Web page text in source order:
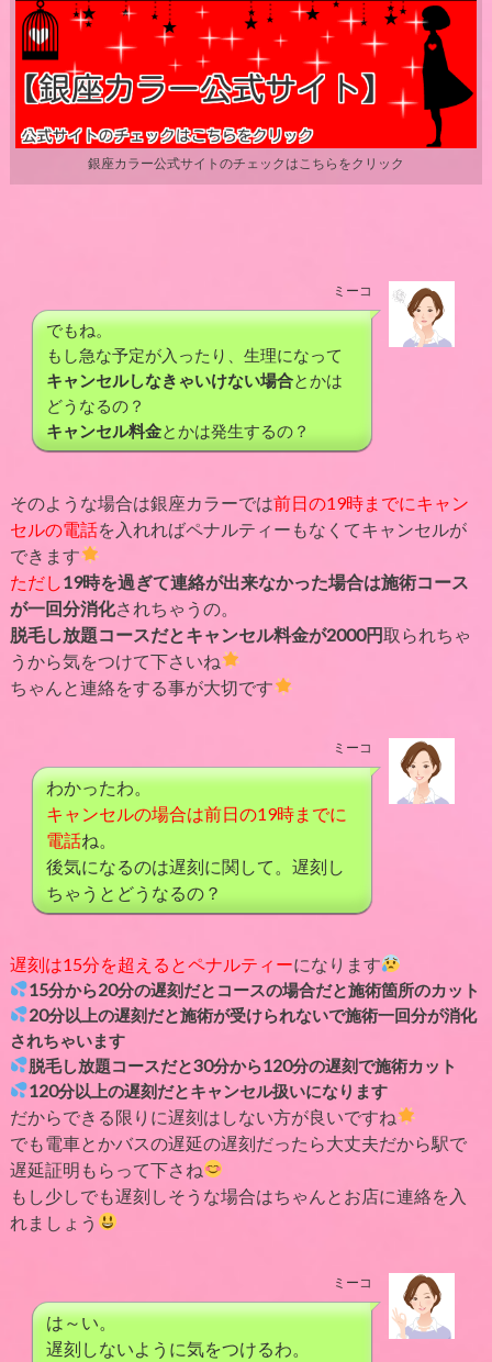
銀座カラー公式サイトのチェックはこちらをクリック
ミーコ
でもね。
もし急な予定が入ったり、生理になって
キャンセルしなきゃいけない場合とかは
どうなるの？
キャンセル料金とかは発生するの？
そのような場合は銀座カラーでは前日の19時までにキャン
セルの電話を入れればペナルティーもなくてキャンセルが
できます
ただし 19時を過ぎて連絡が出来なかった場合は施術コース
が一回分消化されちゃうの。
脱毛し放題コースだとキャンセル料金が2000円取られちゃ
うから気をつけて下さいね
ちゃんと連絡をする事が大切です
ミーコ
わかったわ。
キャンセルの場合は前日の19時までに
電話ね。
後気になるのは遅刻に関して。遅刻し
ちゃうとどうなるの？
遅刻は15分を超えるとペナルティーになります
15分から20分の遅刻だとコースの場合だと施術箇所のカット
20分以上の遅刻だと施術が受けられないで施術一回分が消化
されちゃいます
脱毛し放題コースだと30分から120分の遅刻で施術カット
120分以上の遅刻だとキャンセル扱いになります
だからできる限りに遅刻はしない方が良いですね
でも電車とかバスの遅延の遅刻だったら大丈夫だから駅で
遅延証明もらって下さね
もし少しでも遅刻しそうな場合はちゃんとお店に連絡を入
れましょう
ミーコ
は～い。
遅刻しないように気をつけるわ。